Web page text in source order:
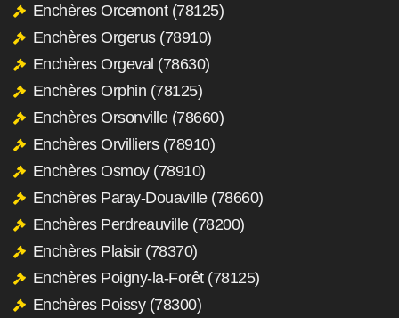
Enchères Orcemont (78125)
Enchères Orgerus (78910)
Enchères Orgeval (78630)
Enchères Orphin (78125)
Enchères Orsonville (78660)
Enchères Orvilliers (78910)
Enchères Osmoy (78910)
Enchères Paray-Douaville (78660)
Enchères Perdreauville (78200)
Enchères Plaisir (78370)
Enchères Poigny-la-Forêt (78125)
Enchères Poissy (78300)